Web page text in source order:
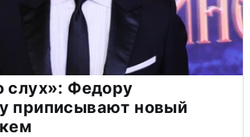
слух»: Федору
приписывают новый